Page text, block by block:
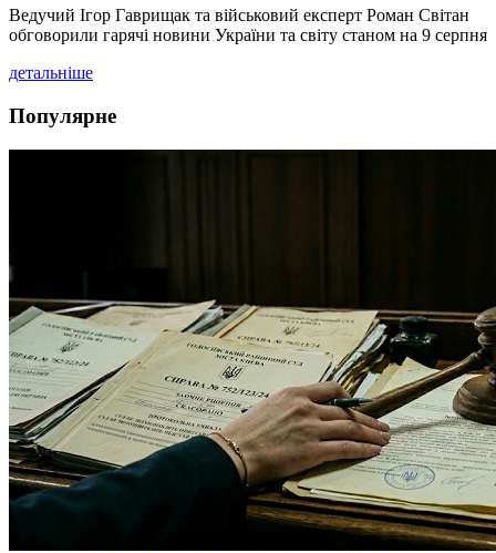
Ведучий Ігор Гаврищак та військовий експерт Роман Світан
обговорили гарячі новини України та світу станом на 9 серпня
детальніше
Популярне